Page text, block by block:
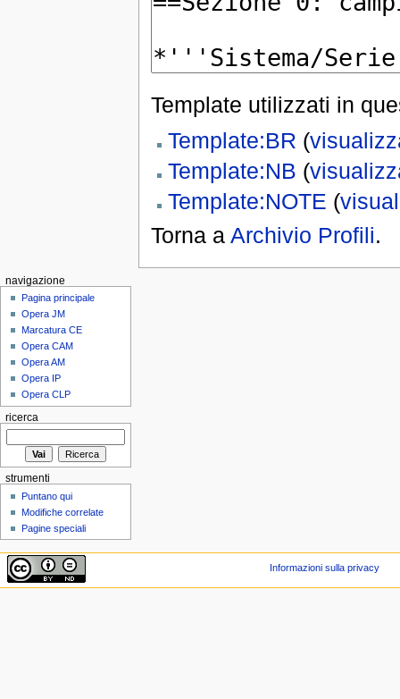
Template utilizzati in
Template:BR (
Template:NB (
Template:NOTE (
Torna a Archivio Profili.
navigazione
Pagina principale
Opera JM
Marcatura CE
Opera CAM
Opera AM
Opera IP
Opera CLP
ricerca
strumenti
Puntano qui
Modifiche correlate
Pagine speciali
Informazioni sulla privacy